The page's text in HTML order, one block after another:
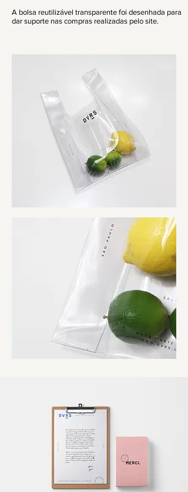
A bolsa reutilizável transparente foi desenhada para
dar suporte nas compras realizadas pelo site.